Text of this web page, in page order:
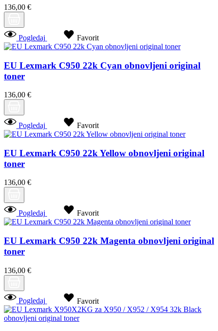
136,00 €
Pogledaj Favorit
EU Lexmark C950 22k Cyan obnovljeni original
toner
136,00 €
Pogledaj Favorit
EU Lexmark C950 22k Yellow obnovljeni original
toner
136,00 €
Pogledaj Favorit
EU Lexmark C950 22k Magenta obnovljeni original
toner
136,00 €
Pogledaj Favorit